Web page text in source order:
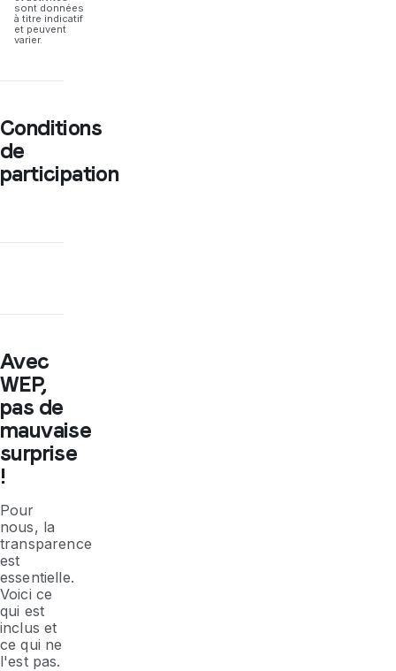
sont données
à titre indicatif
et peuvent
varier.
Conditions
de
participation
Avec
WEP,
pas de
mauvaise
surprise
!
Pour
nous, la
transparence
est
essentielle.
Voici ce
qui est
inclus et
ce qui ne
l'est pas.